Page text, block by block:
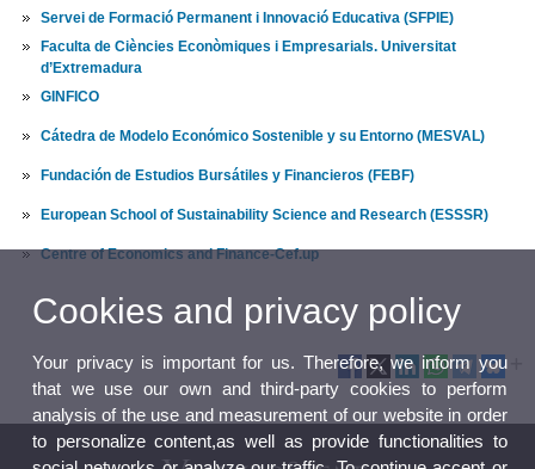
Servei de Formació Permanent i Innovació Educativa (SFPIE)
Faculta de Ciències Econòmiques i Empresarials. Universitat
d’Extremadura
GINFICO
Cátedra de Modelo Económico Sostenible y su Entorno (MESVAL)
Fundación de Estudios Bursátiles y Financieros (FEBF)
European School of Sustainability Science and Research (ESSSR)
Centre of Economics and Finance-Cef.up
Cookies and privacy policy
Your privacy is important for us. Therefore, we inform you
that we use our own and third-party cookies to perform
analysis of the use and measurement of our website in order
to personalize content,as well as provide functionalities to